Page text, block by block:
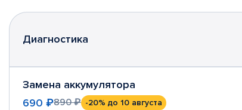
Диагностика
Замена аккумулятора
690 ₽890 ₽ -20% до 10 августа